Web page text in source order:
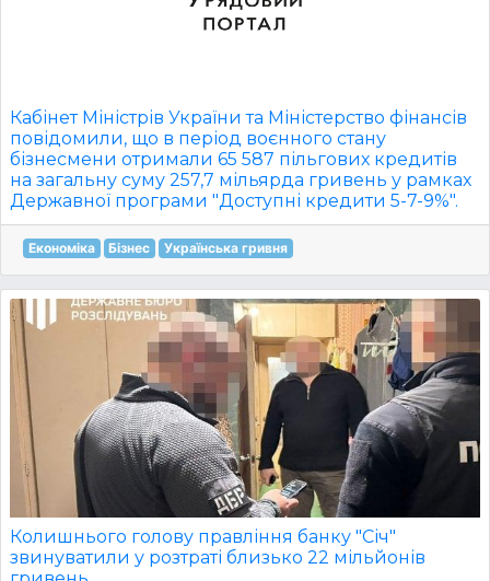
Кабінет Міністрів України та Міністерство фінансів
повідомили, що в період воєнного стану
бізнесмени отримали 65 587 пільгових кредитів
на загальну суму 257,7 мільярда гривень у рамках
Державної програми "Доступні кредити 5-7-9%".
Економіка Бізнес Українська гривня
Колишнього голову правління банку "Січ"
звинуватили у розтраті близько 22 мільйонів